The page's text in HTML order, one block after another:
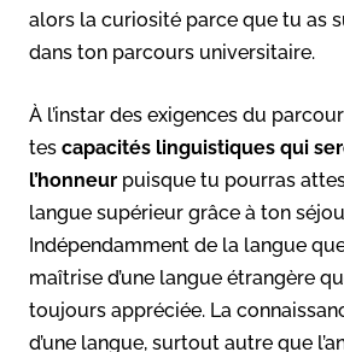
alors la curiosité parce que tu as
dans ton parcours universitaire.
À l’instar des exigences du
tes capacités linguistiques qui
l’honneur puisque tu pourras
langue supérieur grâce à ton
Indépendamment de la langue
maîtrise d’une langue étrangère
toujours appréciée. La
d’une langue, surtout autre que